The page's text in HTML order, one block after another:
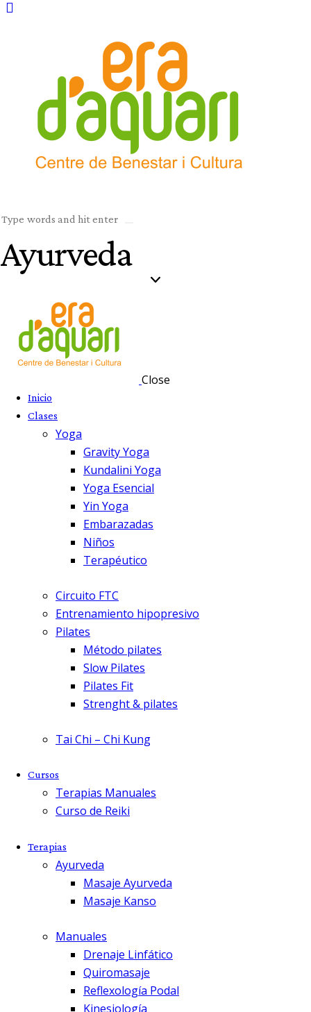
Ayurveda
Close
Inicio
Clases
Yoga
Gravity Yoga
Kundalini Yoga
Yoga Esencial
Yin Yoga
Embarazadas
Niños
Terapéutico
Circuito FTC
Entrenamiento hipopresivo
Pilates
Método pilates
Slow Pilates
Pilates Fit
Strenght & pilates
Tai Chi – Chi Kung
Cursos
Terapias Manuales
Curso de Reiki
Terapias
Ayurveda
Masaje Ayurveda
Masaje Kanso
Manuales
Drenaje Linfático
Quiromasaje
Reflexología Podal
Kinesiología